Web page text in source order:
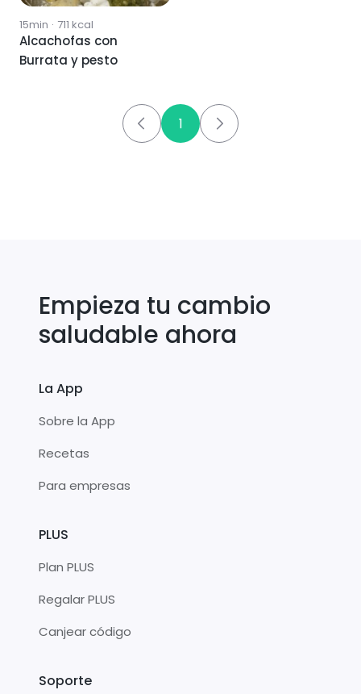
15min · 711 kcal
Alcachofas con
Burrata y pesto
1
Empieza tu cambio
saludable ahora
La App
Sobre la App
Recetas
Para empresas
PLUS
Plan PLUS
Regalar PLUS
Canjear código
Soporte